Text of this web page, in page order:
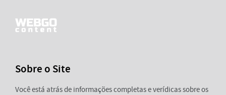
Sobre o Site
Você está atrás de informações completas e verídicas sobre os